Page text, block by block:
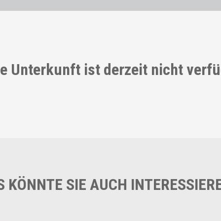
Unterkunft ist derzeit nicht
KÖNNTE SIE AUCH